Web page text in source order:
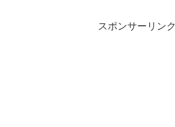
スポンサーリンク